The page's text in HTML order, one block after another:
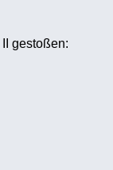
gestoßen: